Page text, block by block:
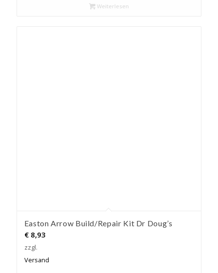
Weiterlesen
Easton Arrow Build/Repair Kit Dr Doug’s
€8,93
zzgl.
Versand